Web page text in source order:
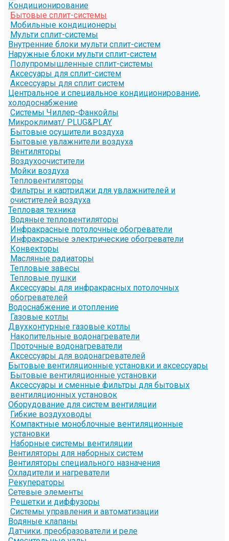
Кондиционирование
Бытовые сплит-системы
Мобильные кондиционеры
Мульти сплит-системы
Внутренние блоки мульти сплит-систем
Наружные блоки мульти сплит-систем
Полупромышленные сплит-системы
Аксесуары для сплит-систем
Аксессуары для сплит систем
Центральное и специальное кондиционирование,
холодоснабжение
Системы Чиллер-Фанкойлы
Микроклимат/ PLUG&PLAY
Бытовые осушители воздуха
Бытовые увлажнители воздуха
Вентиляторы
Воздухоочистители
Мойки воздуха
Тепловентиляторы
Фильтры и картриджи для увлажнителей и
очистителей воздуха
Тепловая техника
Водяные тепловентиляторы
Инфракрасные потолочные обогреватели
Инфракрасные электрические обогреватели
Конвекторы
Масляные радиаторы
Тепловые завесы
Тепловые пушки
Аксессуары для инфракрасных потолочных
обогревателей
Водоснабжение и отопление
Газовые котлы
Двухконтурные газовые котлы
Накопительные водонагреватели
Проточные водонагреватели
Аксессуары для водонагревателей
Бытовые вентиляционные установки и аксессуары
Бытовые вентиляционные установки
Аксессуары и сменные фильтры для бытовых
вентиляционных установок
Оборудование для систем вентиляции
Гибкие воздуховоды
Компактные моноблочные вентиляционные
установки
Наборные системы вентиляции
Вентиляторы для наборных систем
Вентиляторы специального назначения
Охладители и нагреватели
Рекуператоры
Сетевые элементы
Решетки и диффузоры
Системы управления и автоматизации
Водяные клапаны
Датчики, преобразователи и реле